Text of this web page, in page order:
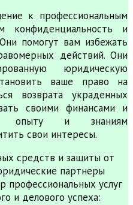
к профессиональным
конфиденциальность и
помогут вам избежать
действий. Они
юридическую
ваше право на
возврата украденных
своими финансами и
опыту и знаниям
свои интересы.
средств и защиты от
партнеры
услуг
и делового успеха: